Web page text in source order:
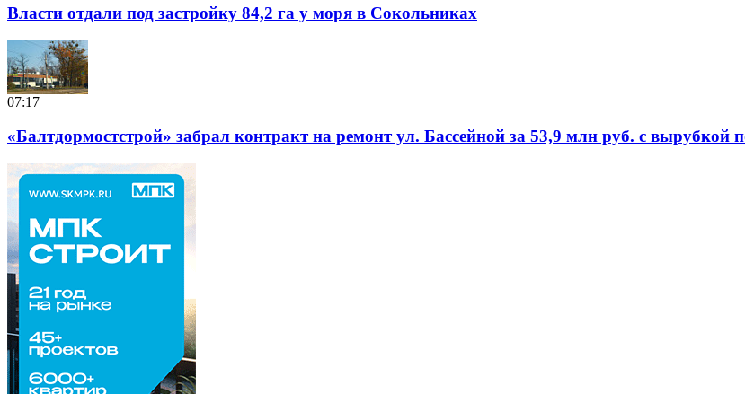
Власти отдали под застройку 84,2 га у моря в Сокольниках
07:17
«Балтдормостстрой» забрал контракт на ремонт ул. Бассейной за 53,9 млн руб. с вырубкой